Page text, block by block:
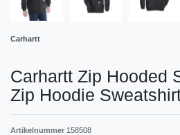
Carhartt
Carhartt Zip Hooded
Zip Hoodie
Artikelnummer 158508